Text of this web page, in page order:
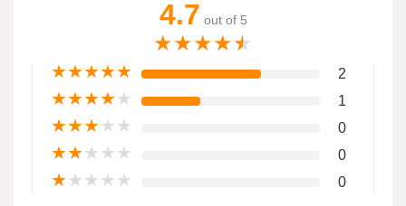
4.7 out of 5
★★★★★
★★★★★ 2
★★★★★ 1
★★★★★ 0
★★★★★ 0
★★★★★ 0